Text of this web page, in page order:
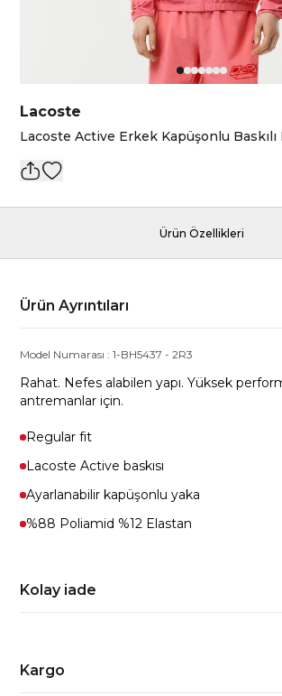
Lacoste
Lacoste Active Erkek Kapüşonlu
Ürün Özellikleri
Ürün Ayrıntıları
Model Numarası :1-BH5437 -2R3
Rahat. Nefes alabilen yapı. Yüksek
antremanlar için.
Regular fit
Lacoste Active baskısı
Ayarlanabilir kapüşonlu yaka
%88 Poliamid %12 Elastan
Kolay iade
Kargo